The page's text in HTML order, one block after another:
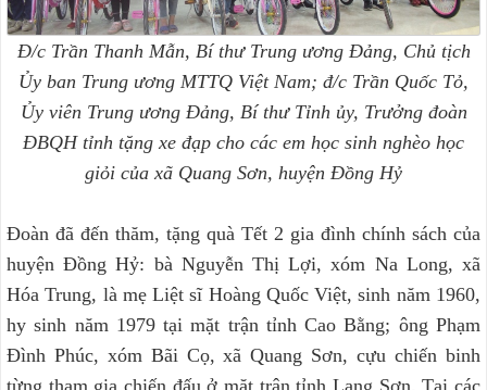
Đ/c Trần Thanh Mẫn, Bí thư Trung ương Đảng, Chủ tịch
Ủy ban Trung ương MTTQ Việt Nam; đ/c Trần Quốc Tỏ,
Ủy viên Trung ương Đảng, Bí thư Tỉnh ủy, Trưởng đoàn
ĐBQH tỉnh tặng xe đạp cho các em học sinh nghèo học
giỏi của xã Quang Sơn, huyện Đồng Hỷ
Đoàn đã đến thăm, tặng quà Tết 2 gia đình chính sách của
huyện Đồng Hỷ: bà Nguyễn Thị Lợi, xóm Na Long, xã
Hóa Trung, là mẹ Liệt sĩ Hoàng Quốc Việt, sinh năm 1960,
hy sinh năm 1979 tại mặt trận tỉnh Cao Bằng; ông Phạm
Đình Phúc, xóm Bãi Cọ, xã Quang Sơn, cựu chiến binh
từng tham gia chiến đấu ở mặt trận tỉnh Lạng Sơn. Tại các